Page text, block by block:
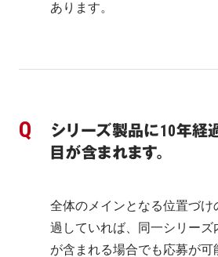
あります。
シリーズ製品に10年経
目が含まれます。
全体のメインとなる位置づけ
過していれば、同一シリーズ
が含まれる場合でも応募が可